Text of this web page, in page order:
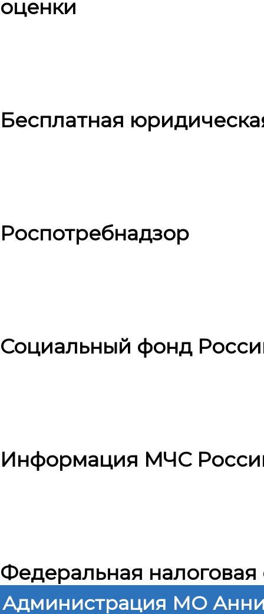
оценки
Бесплатная
Роспотребнадзор
Социальный фонд
Информация МЧС
Федеральная налоговая
Администрация МО